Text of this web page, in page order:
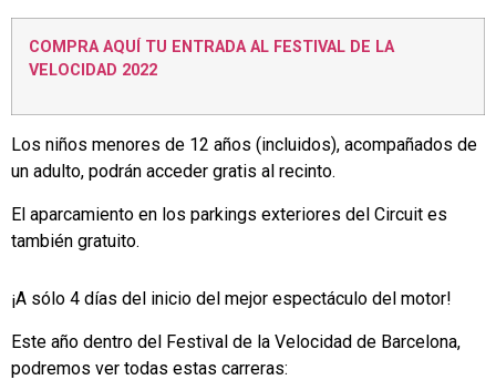
COMPRA AQUÍ TU ENTRADA AL FESTIVAL DE LA
VELOCIDAD 2022
Los niños menores de 12 años (incluidos), acompañados de
un adulto, podrán acceder gratis al recinto.
El aparcamiento en los parkings exteriores del Circuit es
también gratuito.
¡A sólo 4 días del inicio del mejor espectáculo del motor!
Este año dentro del Festival de la Velocidad de Barcelona,
podremos ver todas estas carreras: